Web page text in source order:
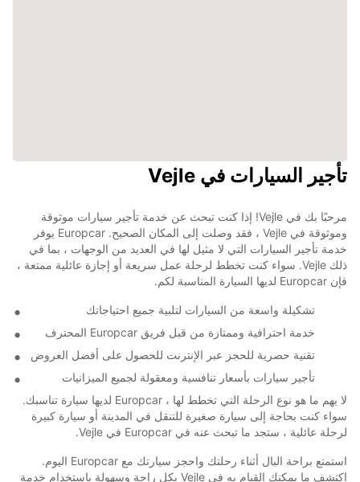
تأجير السيارات في Vejle
مرحبًا بك في Vejle! إذا كنت تبحث عن خدمة تأجير سيارات موثوقة
وموثوقة في Vejle ، فقد وصلت إلى المكان الصحيح. Europcar يوفر
خدمة تأجير السيارات التي لا مثيل لها في العديد من الوجهات ، بما في
ذلك Vejle. سواء كنت تخطط لرحلة عمل سريعة أو إجازة عائلية ممتعة ،
فإن Europcar لديها السيارة المناسبة لكم.
تشكيلة واسعة من السيارات لتلبية جميع احتياجاتك
خدمة احترافية وممتازة من قبل فريق Europcar المحترف
تقنية حصرية للحجز عبر الإنترنت للحصول على أفضل العروض
تأجير سيارات بأسعار تنافسية ومعقولة لجميع الميزانيات
لا يهم ما هو نوع الرحلة التي تخطط لها ، Europcar لديها سيارة تناسبك.
سواء كنت بحاجة إلى سيارة صغيرة للتنقل في المدينة أو سيارة كبيرة
لرحلة عائلية ، ستجد ما تبحث عنه في Europcar في Vejle.
استمتع براحة البال أثناء رحلتك واحجز سيارتك مع Europcar اليوم.
اكتشف ما يمكنك القيام به في Vejle بكل راحة وسهولة باستخدام خدمة